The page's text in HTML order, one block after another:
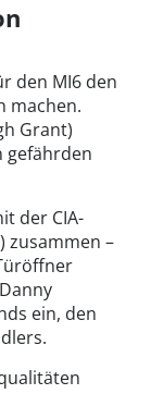
den MI6 den
machen.
Grant)
gefährden
der CIA-
zusammen –
ein, den